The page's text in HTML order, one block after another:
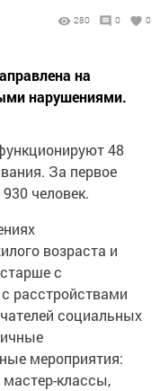
280 0 0
на
нарушениями.
48
За первое
человек.
возраста и
с
расстройствами
социальных
мероприятия:
классы,